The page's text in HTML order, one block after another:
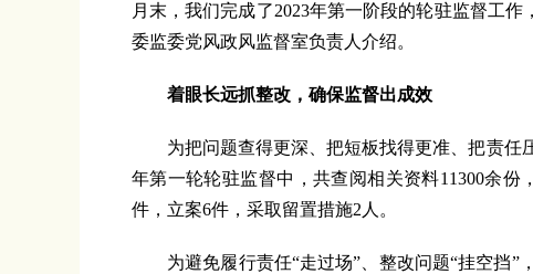
月末，我们完成了2023年第一阶段的轮驻监督工
委监委党风政风监督室负责人介绍。
着眼长远抓整改，确保监督出成效
为把问题查得更深、把短板找得更准、把责任
年第一轮轮驻监督中，共查阅相关资料11300余份
件，立案6件，采取留置措施2人。
为避免履行责任“走过场”、整改问题“挂空挡”